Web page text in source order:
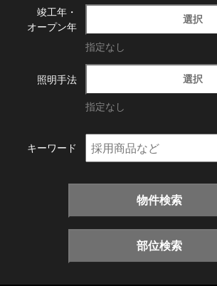
竣工年・
オープン年
選択
指定なし
照明手法 選択
指定なし
キーワード
物件検索
部位検索